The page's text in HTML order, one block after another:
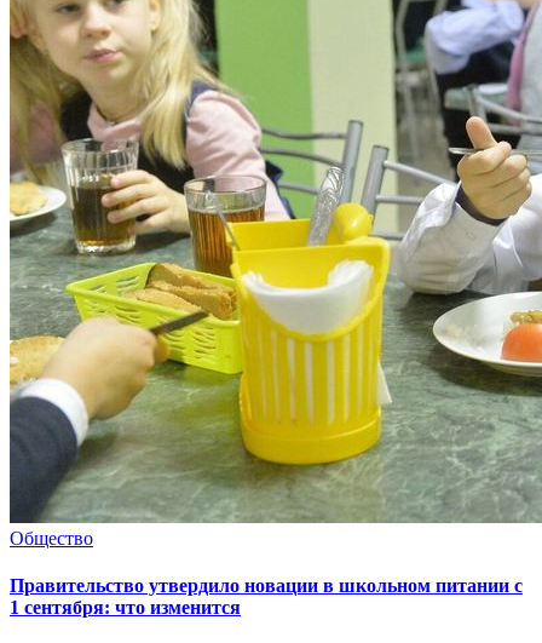
Общество
Правительство утвердило новации в школьном питании с
1 сентября: что изменится